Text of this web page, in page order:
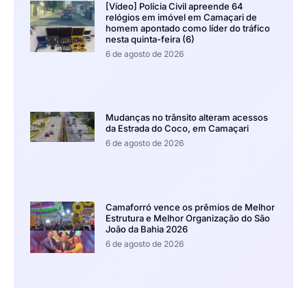
[Vídeo] Polícia Civil apreende 64
relógios em imóvel em Camaçari de
homem apontado como líder do tráfico
nesta quinta-feira (6)
6 de agosto de 2026
Mudanças no trânsito alteram acessos
da Estrada do Coco, em Camaçari
6 de agosto de 2026
Camaforró vence os prêmios de Melhor
Estrutura e Melhor Organização do São
João da Bahia 2026
6 de agosto de 2026